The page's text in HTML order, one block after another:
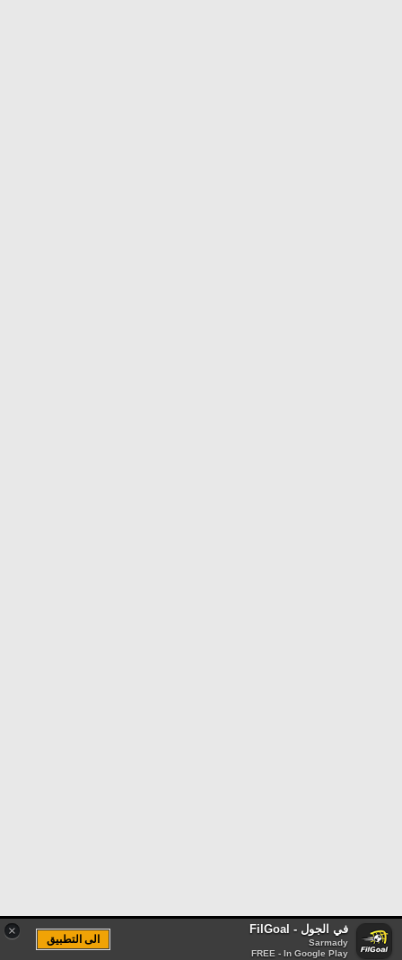
× في الجول - FilGoal
Sarmady
FREE - In Google Play
الى التطبيق